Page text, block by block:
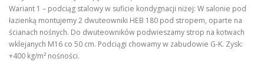
Wariant 1 – podciąg stalowy w suficie kondygnacji niżej: W salonie pod
łazienką montujemy 2 dwuteowniki HEB 180 pod stropem, oparte na
ścianach nośnych. Do dwuteowników podwieszamy strop na kotwach
wklejanych M16 co 50 cm. Podciągi chowamy w zabudowie G-K. Zysk:
+400 kg/m² nośności.